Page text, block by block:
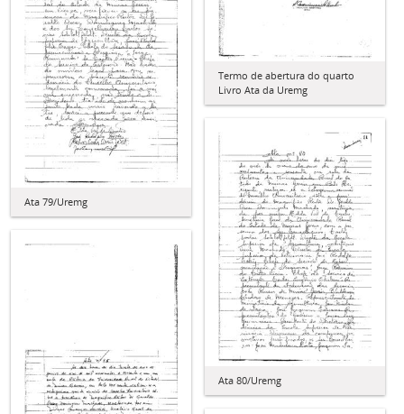
Termo de abertura do quarto
Livro Ata da Uremg
Ata 79/Uremg
Ata 80/Uremg